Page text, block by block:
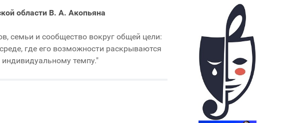
области В. А. Акопьяна
семьи и сообщество вокруг общей цели:
где его возможности раскрываются
темпу."